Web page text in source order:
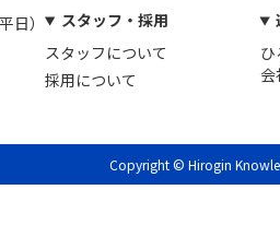
日）
スタッフ・採用
スタッフについて
採用について
会
Copyright © Hirogin